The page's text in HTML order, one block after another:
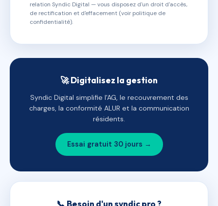
relation Syndic Digital — vous disposez d'un droit d'accès,
de rectification et d'effacement (voir politique de
confidentialité).
🚀 Digitalisez la gestion
Syndic Digital simplifie l'AG, le recouvrement des
charges, la conformité ALUR et la communication
résidents.
Essai gratuit 30 jours →